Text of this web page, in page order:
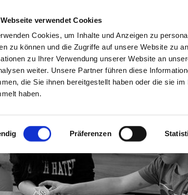
verwendet Cookies
Cookies, um Inhalte und Anzeigen zu
zu können und die Zugriffe auf unsere Website zu
zu Ihrer Verwendung unserer Website an
weiter. Unsere Partner führen diese
die Sie ihnen bereitgestellt haben oder die sie
haben.
Präferenzen
Pflege Wohnen & Begegnung